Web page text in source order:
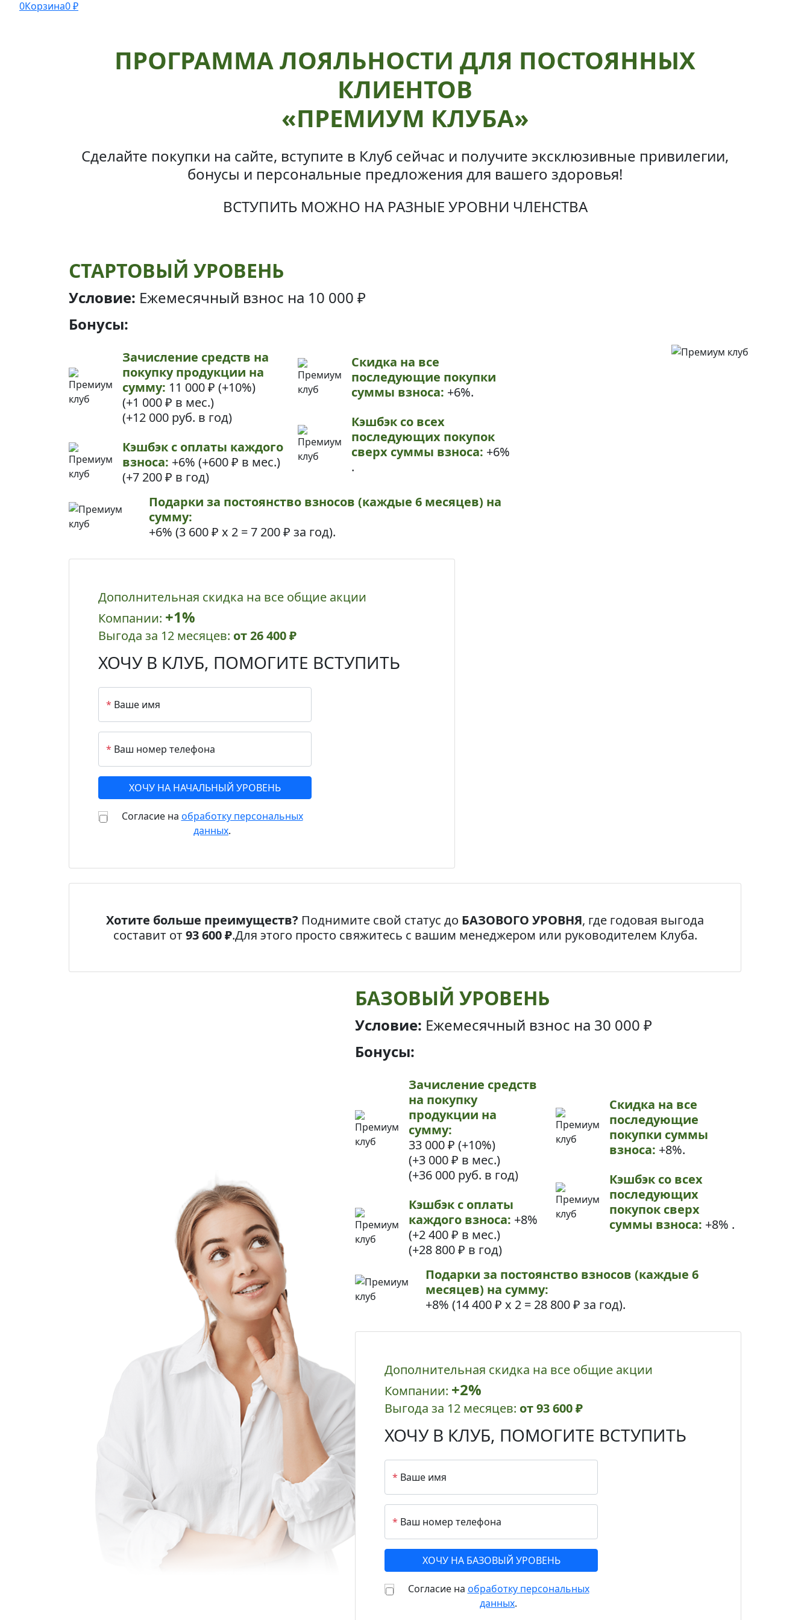
0Корзина0₽
ПРОГРАММА ЛОЯЛЬНОСТИ ДЛЯ ПОСТОЯННЫХ
КЛИЕНТОВ
«ПРЕМИУМ КЛУБА»
Сделайте покупки на сайте, вступите в Клуб сейчас и получите эксклюзивные привилегии,
бонусы и персональные предложения для вашего здоровья!
ВСТУПИТЬ МОЖНО НА РАЗНЫЕ УРОВНИ ЧЛЕНСТВА
СТАРТОВЫЙ УРОВЕНЬ
Условие: Ежемесячный взнос на 10 000 ₽
Бонусы:
Зачисление средств на
покупку продукции на
сумму: 11 000 ₽ (+10%)
(+1 000 ₽ в мес.)
(+12 000 руб. в год)
Кэшбэк с оплаты каждого
взноса: +6% (+600 ₽ в мес.)
(+7 200 ₽ в год)
Скидка на все
последующие покупки
суммы взноса: +6%.
Кэшбэк со всех
последующих покупок
сверх суммы взноса: +6%
.
Подарки за постоянство взносов (каждые 6 месяцев) на
сумму:
+6% (3 600 ₽ х 2=7 200 ₽ за год).
Дополнительная скидка на все общие акции
Компании: +1%
Выгода за 12 месяцев: от 26 400 ₽
ХОЧУ В КЛУБ, ПОМОГИТЕ ВСТУПИТЬ
* Ваше имя
* Ваш номер телефона
Согласие на обработку персональных
данных.
Хотите больше преимуществ? Поднимите свой статус до БАЗОВОГО УРОВНЯ, где годовая выгода
составит от 93 600 ₽.Для этого просто свяжитесь с вашим менеджером или руководителем Клуба.
БАЗОВЫЙ УРОВЕНЬ
Условие: Ежемесячный взнос на 30 000 ₽
Бонусы:
Зачисление средств
на покупку
продукции на
сумму:
33 000 ₽ (+10%)
(+3 000 ₽ в мес.)
(+36 000 руб. в год)
Кэшбэк с оплаты
каждого взноса: +8%
(+2 400 ₽ в мес.)
(+28 800 ₽ в год)
Скидка на все
последующие
покупки суммы
взноса: +8%.
Кэшбэк со всех
последующих
покупок сверх
суммы взноса: +8% .
Подарки за постоянство взносов (каждые 6
месяцев) на сумму:
+8% (14 400 ₽ х 2 = 28 800 ₽ за год).
Дополнительная скидка на все общие акции
Компании: +2%
Выгода за 12 месяцев: от 93 600 ₽
ХОЧУ В КЛУБ, ПОМОГИТЕ ВСТУПИТЬ
* Ваше имя
* Ваш номер телефона
Согласие на обработку персональных
данных.